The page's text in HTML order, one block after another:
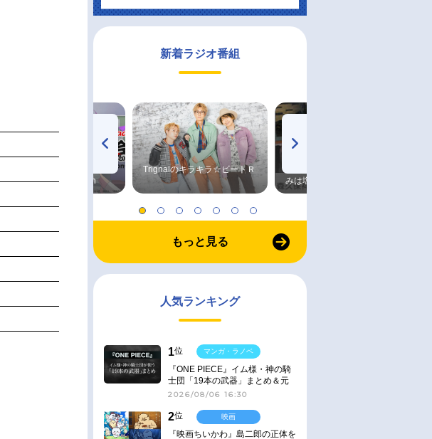
新着ラジオ番組
radio 大直会 2nd season
Trignalのキラキラ☆ビートＲ
みは塩だけ
もっと見る
人気ランキング
1位
『ONE PIECE』イム様・神の騎
士団「19本の武器」まとめ＆元
ネタ
2026/08/06 16:30
マンガ・ラノベ
2位
『映画ちいかわ』島二郎の正体を
映画